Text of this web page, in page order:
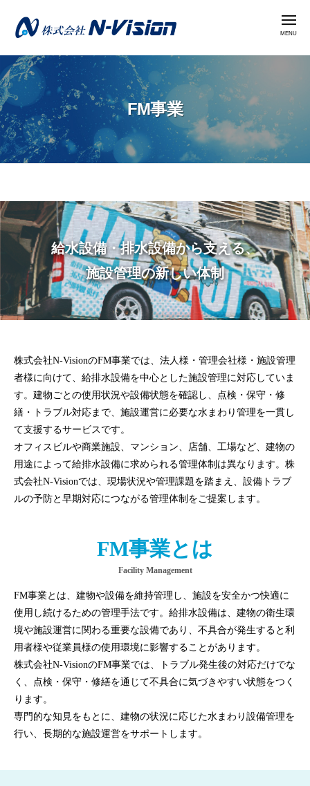
ン
ツ
へ
ス
キ
ッ
株
式
会
社
N
-
s
i
メ
ニ
FM事業
FM
事
業
2
0
-
0
6
-
0
4
b
o
n
給水設備・排水設備から支える、
施設管理の新しい体制
株式会社N-VisionのFM事業では、法人様・管理会社様・施設管理
者様に向けて、給排水設備を中心とした施設管理に対応していま
す。建物ごとの使用状況や設備状態を確認し、点検・保守・修
繕・トラブル対応まで、施設運営に必要な水まわり管理を一貫し
て支援するサービスです。
オフィスビルや商業施設、マンション、店舗、工場など、建物の
用途によって給排水設備に求められる管理体制は異なります。株
式会社N-Visionでは、現場状況や管理課題を踏まえ、設備トラブ
ルの予防と早期対応につながる管理体制をご提案します。
FM事業とは
Facility Management
FM事業とは、建物や設備を維持管理し、施設を安全かつ快適に
使用し続けるための管理手法です。給排水設備は、建物の衛生環
境や施設運営に関わる重要な設備であり、不具合が発生すると利
用者様や従業員様の使用環境に影響することがあります。
株式会社N-VisionのFM事業では、トラブル発生後の対応だけでな
く、点検・保守・修繕を通じて不具合に気づきやすい状態をつく
ります。
専門的な知見をもとに、建物の状況に応じた水まわり設備管理を
行い、長期的な施設運営をサポートします。
式
会
社
N
V
i
s
i